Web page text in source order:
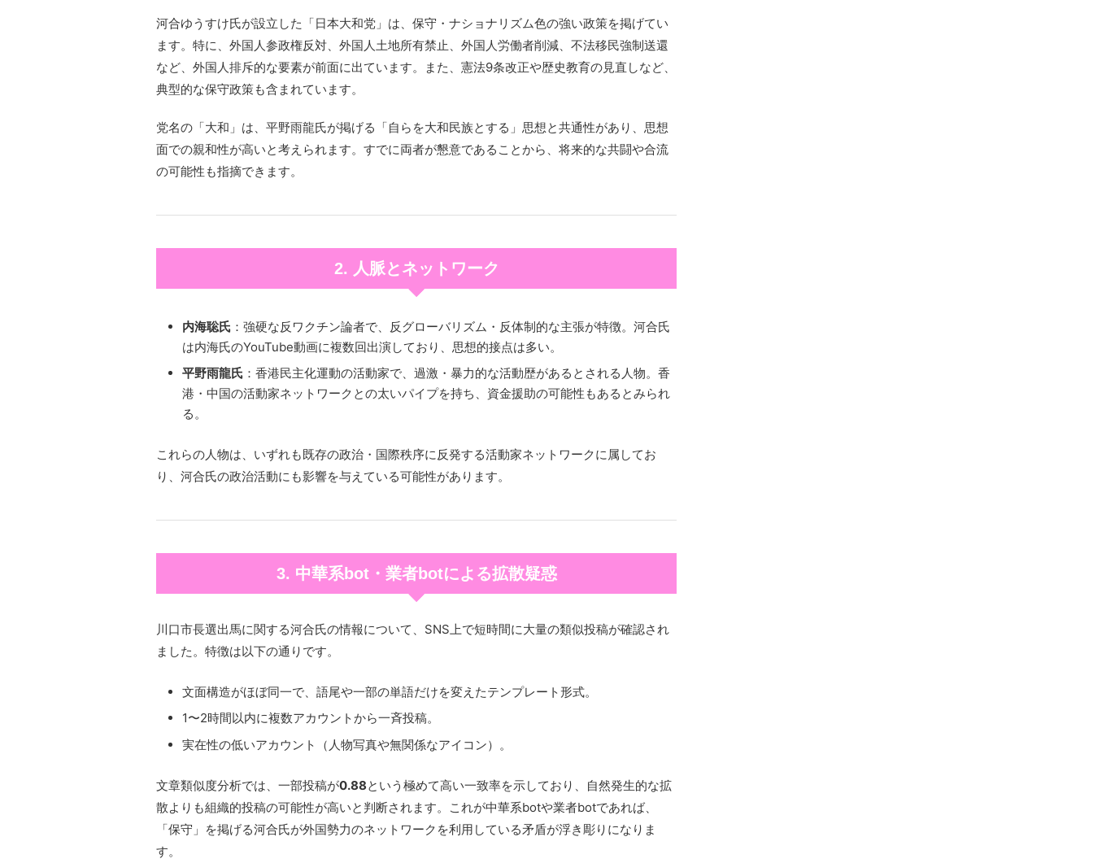
河合ゆうすけ氏が設立した「日本大和党」は、保守・ナショナリズム色の強い政策を掲げてい
ます。特に、外国人参政権反対、外国人土地所有禁止、外国人労働者削減、不法移民強制送還
など、外国人排斥的な要素が前面に出ています。また、憲法9条改正や歴史教育の見直しなど、
典型的な保守政策も含まれています。
党名の「大和」は、平野雨龍氏が掲げる「自らを大和民族とする」思想と共通性があり、思想
面での親和性が高いと考えられます。すでに両者が懇意であることから、将来的な共闘や合流
の可能性も指摘できます。
2. 人脈とネットワーク
内海聡氏 ：強硬な反ワクチン論者で、反グローバリズム・反体制的な主張が特徴。河合氏
は内海氏のYouTube動画に複数回出演しており、思想的接点は多い。
平野雨龍氏 ：香港民主化運動の活動家で、過激・暴力的な活動歴があるとされる人物。香
港・中国の活動家ネットワークとの太いパイプを持ち、資金援助の可能性もあるとみられ
る。
これらの人物は、いずれも既存の政治・国際秩序に反発する活動家ネットワークに属してお
り、河合氏の政治活動にも影響を与えている可能性があります。
3. 中華系bot・業者botによる拡散疑惑
川口市長選出馬に関する河合氏の情報について、SNS上で短時間に大量の類似投稿が確認され
ました。特徴は以下の通りです。
文面構造がほぼ同一で、語尾や一部の単語だけを変えたテンプレート形式。
1〜2時間以内に複数アカウントから一斉投稿。
実在性の低いアカウント（人物写真や無関係なアイコン）。
文章類似度分析では、一部投稿が0.88という極めて高い一致率を示しており、自然発生的な拡
散よりも組織的投稿の可能性が高いと判断されます。これが中華系botや業者botであれば、
「保守」を掲げる河合氏が外国勢力のネットワークを利用している矛盾が浮き彫りになりま
す。